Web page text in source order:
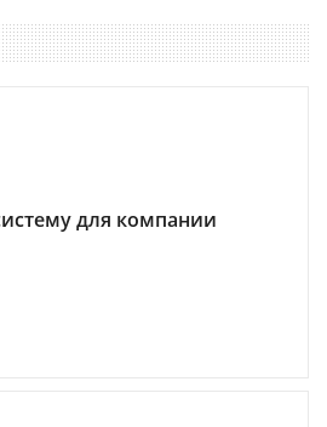
для компании